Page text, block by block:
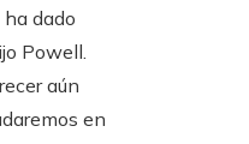
dado
Powell.
aún
en